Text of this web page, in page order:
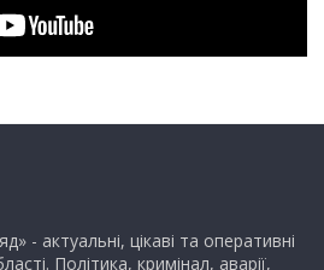
- актуальні, цікаві та оперативні
Політика, кримінал, аварії,